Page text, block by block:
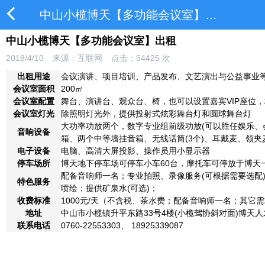
中山小榄博天【多功能会议室】出租
中山小榄博天【多功能会议室】出租
2018/4/10 来源：互联网 点击： 54425 次
出租用途
会议演讲、项目培训、产品发布、文艺演出与公益事业
会议室面积
200㎡
会议室配置
舞台、演讲台、观众台、椅，也可以设置嘉宾VIP座位
会议室灯光
除照明灯光外，提供投射式炫彩舞台灯和圆球舞台灯
音响设备
大功率功放两个，数字专业组前级功放(可以胜任娱乐
箱、两个中等墙挂音箱、无线话筒(3个)、耳戴麦、领夹
电子设备
电脑、高清大屏投影、操作员用小显示器
停车场所
博天地下停车场可停车小车60台，摩托车可停放于博天
特色服务
配备音响师一名；专业拍照、录像服务(可根据需要选
喷绘；提供矿泉水(可选)；
收费标准
1000元/天（不含税、茶水费；配备音响师一名；其它
地址
中山市小榄镇升平东路33号4楼(小榄驾协斜对面)博天
联系电话
0760-22553303、 18925339087